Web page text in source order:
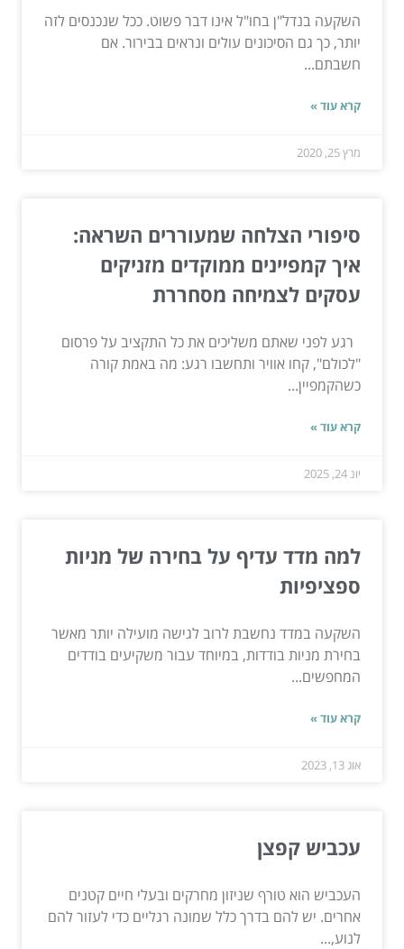
השקעה בנדל"ן בחו"ל אינו דבר פשוט. ככל שנכנסים לזה
יותר, כך גם הסיכונים עולים ונראים בבירור. אם
חשבתם...
קרא עוד »
מרץ 25, 2020
סיפורי הצלחה שמעוררים השראה:
איך קמפיינים ממוקדים מזניקים
עסקים לצמיחה מסחררת
רגע לפני שאתם משליכים את כל התקציב על פרסום
"לכולם", קחו אוויר ותחשבו רגע: מה באמת קורה
כשהקמפיין...
קרא עוד »
יונ 24, 2025
למה מדד עדיף על בחירה של מניות
ספציפיות
השקעה במדד נחשבת לרוב לגישה מועילה יותר מאשר
בחירת מניות בודדות, במיוחד עבור משקיעים בודדים
המחפשים...
קרא עוד »
אוג 13, 2023
עכביש קפצן
העכביש הוא טורף שניזון מחרקים ובעלי חיים קטנים
אחרים. יש להם בדרך כלל שמונה רגליים כדי לעזור להם
לנוע,...